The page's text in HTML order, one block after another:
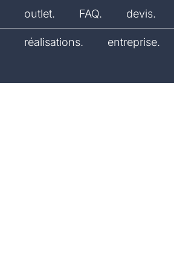
outlet. FAQ. devis.
réalisations. entreprise.